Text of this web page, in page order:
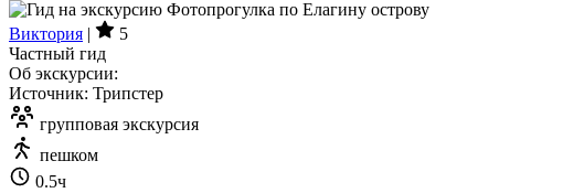
Виктория |
5
Частный гид
Об экскурсии:
Источник: Трипстер
групповая экскурсия
пешком
0.5ч